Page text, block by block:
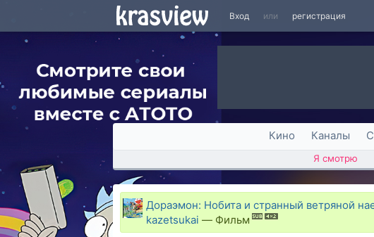
Вход или регистрация
Кино Каналы
Я смотрю
Дораэмон: Нобита и странный ветряной
kazetsukai — Фильм